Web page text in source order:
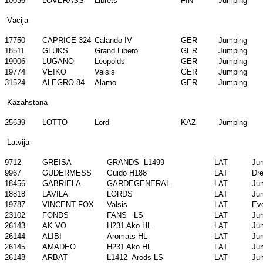
Vācija
17750 CAPRICE 324 Calando IV GER
Jumping
18511
GLUKS Grand Libero GER
Jumping
19006
LUGANO Leopolds GER
Jumping
19774
VEIKO Valsis GER
Jumping
31524
ALEGRO 84 Alamo GER Jumping
Kazahstāna
25639 LOTTO Lord KAZ Jumping
Latvija
9712 GREISA GRANDS L1499 LAT
9967
GUDERMESS Guido H188 LAT
18456
GABRIELA GARDEGENERAL LAT
18818
LAVILA LORDS LAT
19787
VINCENT FOX Valsis LAT
23102
FONDS FANS LS LAT
26143
AK VO H231 Ako HL LAT
26144
ALIBI Aromats HL LAT
26145
AMADEO H231 Ako HL LAT
26148
ARBAT L1412 Arods LS LAT